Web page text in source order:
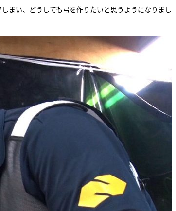
まい、どうしても弓を作りたいと思うようになりまし